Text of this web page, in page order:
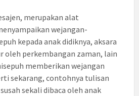
merupakan alat
wejangan-
kepada anak didiknya, aksara
oleh perkembangan zaman, lain
memberikan wejangan
sekarang, contohnya tulisan
sekali dibaca oleh anak